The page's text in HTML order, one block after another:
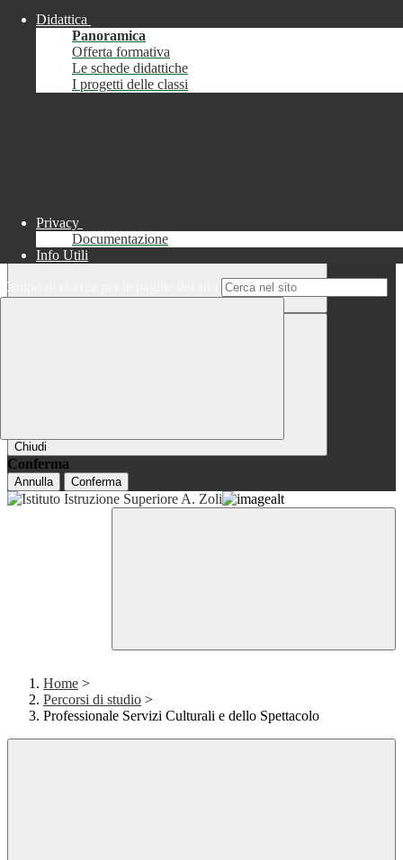
Chiudi
Informazione
Chiudi
Conferma
Annulla Conferma
Didattica
Panoramica
Offerta formativa
Le schede didattiche
I progetti delle classi
Privacy
Documentazione
Info Utili
Campo di ricerca per le pagine del sito
Home >
Percorsi di studio >
Professionale Servizi Culturali e dello Spettacolo